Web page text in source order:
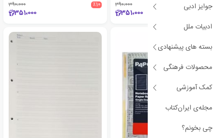
جوایز ادبی
ادبیات ملل
بسته های پیشنهادی
محصولات فرهنگی
کمک آموزشی
مجله‌ی ایران‌کتاب
چی بخونم؟
٪10 390،000
351،000
٪10 390،000
351،000